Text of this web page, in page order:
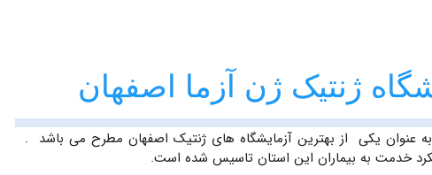
ژنتیک ژن آزما اصفهان
عنوان یکی از بهترین آزمایشگاه های ژنتیک اصفهان مطرح می باشد .